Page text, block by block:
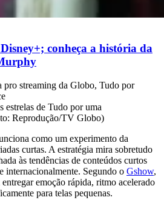
conheça a história da
estrelas de Tudo por uma
Reprodução/TV Globo)
como um experimento da
curtas. A estratégia mira sobretudo
às tendências de conteúdos curtos
internacionalmente. Segundo o Gshow,
emoção rápida, ritmo acelerado
para telas pequenas.